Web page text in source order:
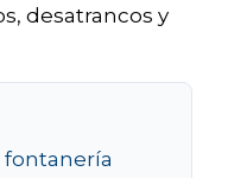
desatrancos y
fontanería